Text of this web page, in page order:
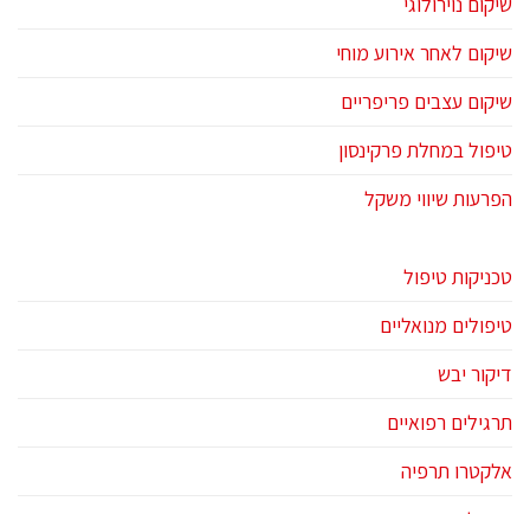
שיקום לאחר אירוע מוחי
שיקום עצבים פריפריים
טיפול במחלת פרקינסון
הפרעות שיווי משקל
טכניקות טיפול
טיפולים מנואליים
דיקור יבש
תרגילים רפואיים
אלקטרו תרפיה